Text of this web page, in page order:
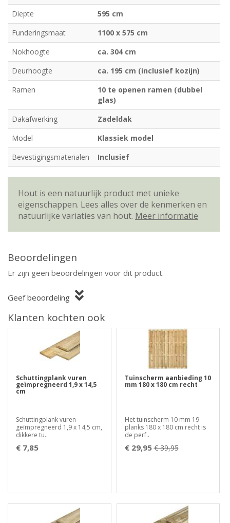
Diepte
595 cm
Funderingsmaat
1100 x 575 cm
Nokhoogte
ca. 304 cm
Deurhoogte
ca. 195 cm (inclusief kozijn)
Ramen
10 te openen ramen (dubbel
glas)
Dakafwerking
Zadeldak
Model
Klassiek model
Bevestigingsmaterialen
Inclusief
Hout is een natuurlijk product met unieke
eigenschappen. Lees alles over de kenmerken en
natuurlijke variaties van hout. Meer informatie
Beoordelingen
Er zijn geen beoordelingen voor dit product.
Geef beoordeling
Klanten kochten ook
Schuttingplank vuren
geïmpregneerd 1,9 x 14,5
cm
Schuttingplank vuren
geïmpregneerd 1,9 x 14,5 cm,
dikkere tu..
€ 7,85
Tuinscherm aanbieding 10
mm 180 x 180 cm recht
Het tuinscherm 10 mm 19
planks 180 x 180 cm recht is
de perf..
€ 29,95 € 39,95